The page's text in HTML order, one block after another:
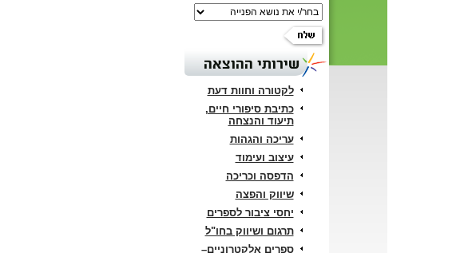
שירותי ההוצאה
לקטורה וחוות דעת
כתיבת סיפורי חיים,
תיעוד והנצחה
עריכה והגהות
עיצוב ועימוד
הדפסה וכריכה
שיווק והפצה
יחסי ציבור לספרים
תרגום ושיווק בחו"ל
ספרים אלקטרוניים–